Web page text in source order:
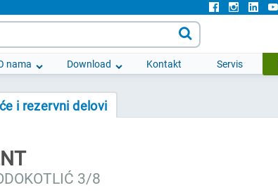
nama Download Kontakt Servis

i rezervni delovi
3/8